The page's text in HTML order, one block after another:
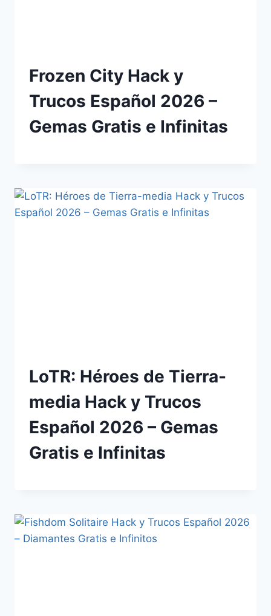
Frozen City Hack y
Trucos Español 2026 –
Gemas Gratis e Infinitas
LoTR: Héroes de Tierra-
media Hack y Trucos
Español 2026 – Gemas
Gratis e Infinitas